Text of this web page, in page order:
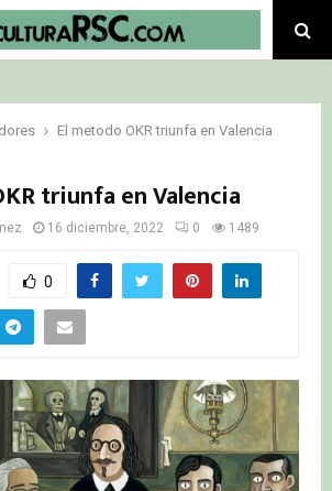
El metodo OKR triunfa en Valencia
triunfa en Valencia
16 diciembre, 2022 0 1489
0